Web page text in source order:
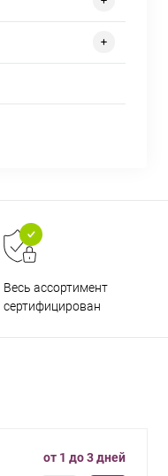
Весь ассортимент
сертифицирован
от 1 до 3 дней